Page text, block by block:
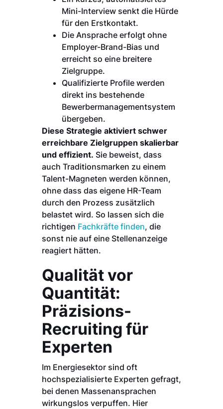
Mini-Interview senkt die Hürde
für den Erstkontakt.
Die Ansprache erfolgt ohne
Employer-Brand-Bias und
erreicht so eine breitere
Zielgruppe.
Qualifizierte Profile werden
direkt ins bestehende
Bewerbermanagementsystem
übergeben.
Diese Strategie aktiviert schwer
erreichbare Zielgruppen skalierbar
und effizient. Sie beweist, dass
auch Traditionsmarken zu einem
Talent-Magneten werden können,
ohne dass das eigene HR-Team
durch den Prozess zusätzlich
belastet wird. So lassen sich die
richtigen Fachkräfte finden, die
sonst nie auf eine Stellenanzeige
reagiert hätten.
Qualität vor
Quantität:
Präzisions-
Recruiting für
Experten
Im Energiesektor sind oft
hochspezialisierte Experten gefragt,
bei denen Massenansprachen
wirkungslos verpuffen. Hier